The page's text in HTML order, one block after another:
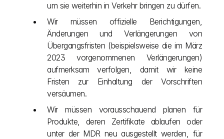
um sie weiterhin in Verkehr bringen zu dürfen.
Wir müssen offizielle Berichtigungen,
Änderungen und Verlängerungen von
Übergangsfristen (beispielsweise die im März
2023 vorgenommenen Verlängerungen)
aufmerksam verfolgen, damit wir keine
Fristen zur Einhaltung der Vorschriften
versäumen.
Wir müssen vorausschauend planen für
Produkte, deren Zertifikate ablaufen oder
unter der MDR neu ausgestellt werden, für